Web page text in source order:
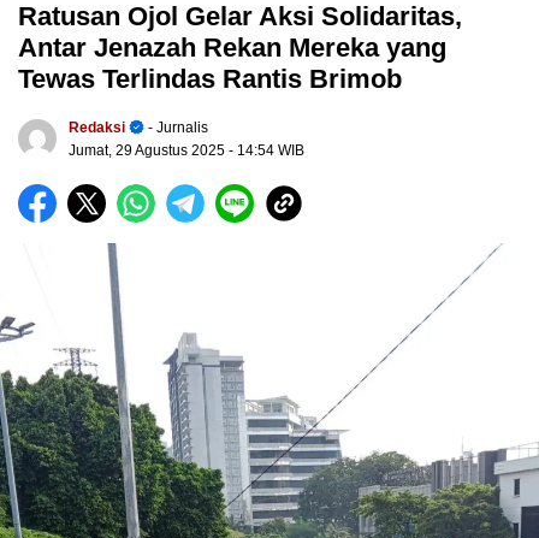
Ratusan Ojol Gelar Aksi Solidaritas,
Antar Jenazah Rekan Mereka yang
Tewas Terlindas Rantis Brimob
Redaksi
- Jurnalis
Jumat, 29 Agustus 2025 - 14:54 WIB